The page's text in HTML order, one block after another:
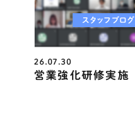
スタッフブログ
26.07.30
営業強化研修実施